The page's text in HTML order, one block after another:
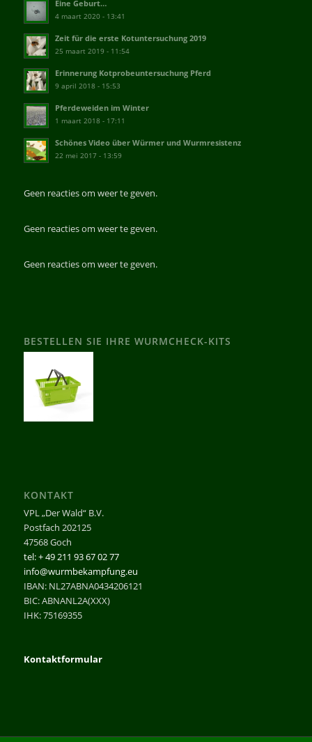
Eine Geburt…
4 maart 2020 - 13:41
Zeit für die erste Kotuntersuchung 2019
25 maart 2019 - 11:54
Erinnerung Kotprobeuntersuchung Pferd
9 april 2018 - 15:53
Pferdeweiden im Winter
1 maart 2018 - 17:11
Schönes Video über Würmer und Wurmresistenz
22 mei 2017 - 13:59
Geen reacties om weer te geven.
Geen reacties om weer te geven.
Geen reacties om weer te geven.
BESTELLEN SIE IHRE WURMCHECK-KITS
KONTAKT
VPL „Der Wald“ B.V.
Postfach 202125
47568 Goch
tel: + 49 211 93 67 02 77
info@wurmbekampfung.eu
IBAN: NL27ABNA0434206121
BIC: ABNANL2A(XXX)
IHK: 75169355
Kontaktformular